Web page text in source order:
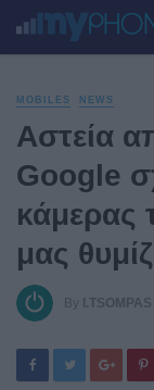
MOBILES NEWS
Αστεία
Google
κάμερας
μας
By I.TSOMPAS